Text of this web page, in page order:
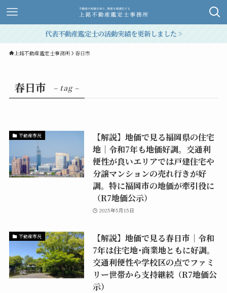
代表不動産鑑定士の活動実績を更新しました >
上銘不動産鑑定士事務所 春日市
春日市 – tag –
不動産市況
【解説】地価で見る福岡県の住宅
地│令和7年も地価好調。交通利
便性が良いエリアでは戸建住宅や
分譲マンションの売れ行きが好
調。特に福岡市の地価が牽引役に
（R7地価公示）
2025年5月15日
不動産市況
【解説】地価で見る春日市│令和
7年は住宅地･商業地ともに好調。
交通利便性や学校区の点でファミ
リー世帯から支持継続（R7地価公
示）